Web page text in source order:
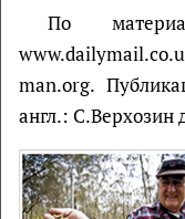
По
man.org.
англ.: С.Верхозин